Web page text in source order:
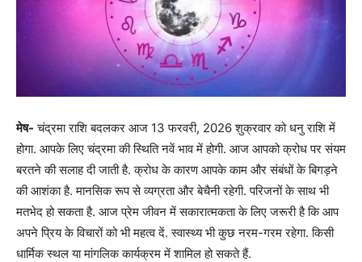
मेष- चंद्रमा राशि बदलकर आज 13 फरवरी, 2026 शुक्रवार को धनु राशि में
होगा. आपके लिए चंद्रमा की स्थिति नवें भाव में होगी. आज आपको क्रोध पर संयम
बरतने की सलाह दी जाती है. क्रोध के कारण आपके काम और संबंधों के बिगड़ने
की आशंका है. मानसिक रूप से व्यग्रता और बेचैनी रहेगी. परिजनों के साथ भी
मतभेद हो सकता है. आज प्रेम जीवन में सकारात्मकता के लिए जरूरी है कि आप
अपने प्रिय के विचारों को भी महत्व दें. स्वास्थ्य भी कुछ नरम-गरम रहेगा. किसी
धार्मिक स्थल या मांगलिक कार्यक्रम में शामिल हो सकते हैं.